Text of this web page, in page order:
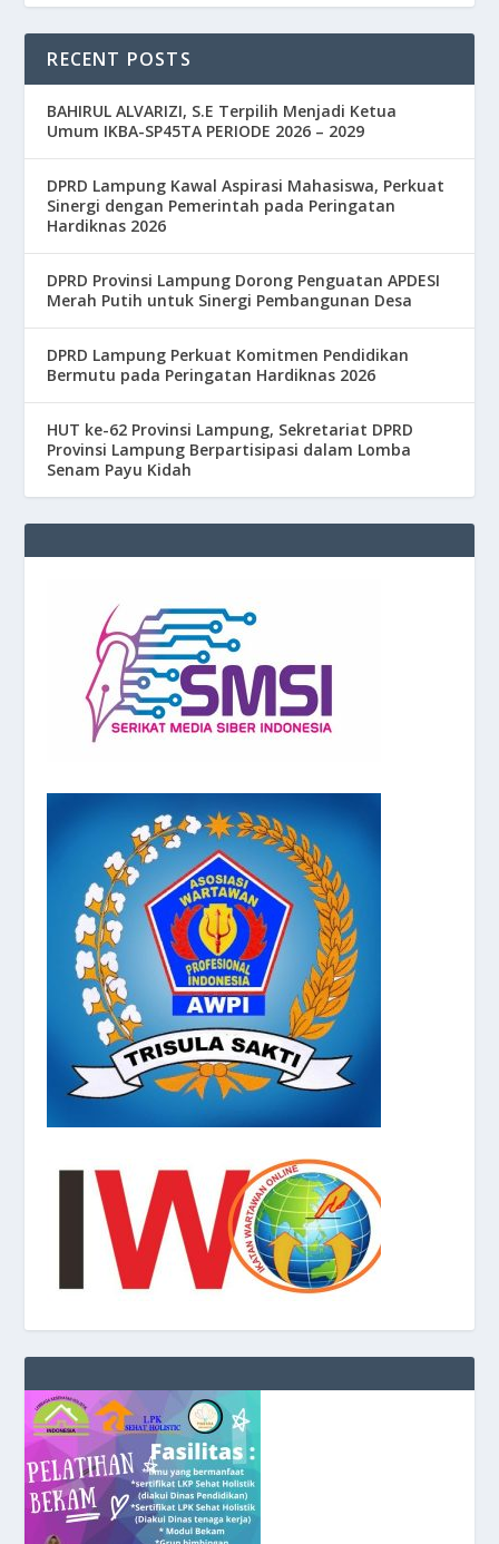
RECENT POSTS
BAHIRUL ALVARIZI, S.E Terpilih Menjadi Ketua
Umum IKBA-SP45TA PERIODE 2026 – 2029
DPRD Lampung Kawal Aspirasi Mahasiswa, Perkuat
Sinergi dengan Pemerintah pada Peringatan
Hardiknas 2026
DPRD Provinsi Lampung Dorong Penguatan APDESI
Merah Putih untuk Sinergi Pembangunan Desa
DPRD Lampung Perkuat Komitmen Pendidikan
Bermutu pada Peringatan Hardiknas 2026
HUT ke-62 Provinsi Lampung, Sekretariat DPRD
Provinsi Lampung Berpartisipasi dalam Lomba
Senam Payu Kidah